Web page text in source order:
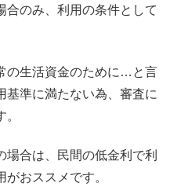
合のみ、利用の条件として
の生活資金のために…と言
基準に満たない為、審査に
場合は、民間の低金利で利
おススメです。